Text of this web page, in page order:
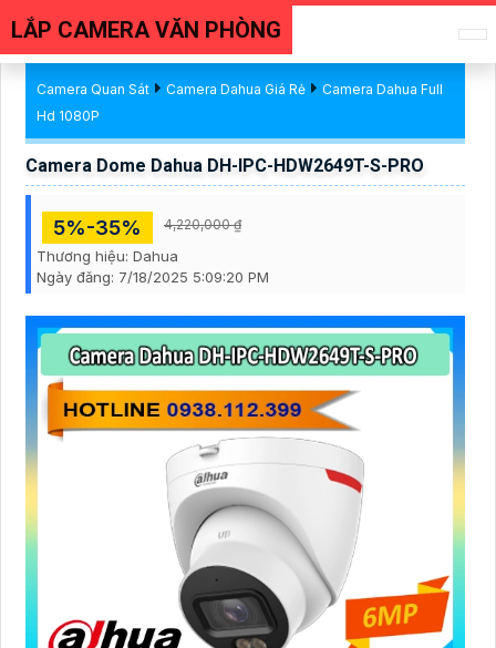
LẮP CAMERA VĂN PHÒNG
Camera Quan Sát Camera Dahua Giá Rẻ
Camera Dahua Full
Hd 1080P
Camera Dome Dahua DH-IPC-HDW2649T-S-PRO
5%-35% 4,220,000 ₫
Thương hiệu: Dahua
Ngày đăng: 7/18/2025 5:09:20 PM